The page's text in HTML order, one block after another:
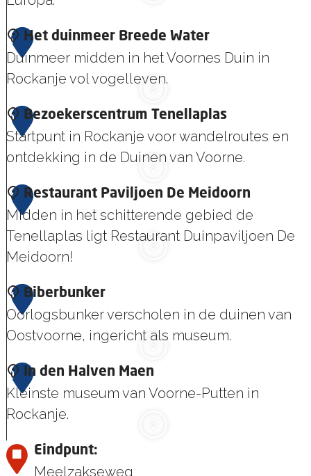
s
w
a
t
e
r
a
B
e
a
c
h
C
l
u
b
V
o
o
n
e
s
D
u
i
n
5 Het duinmeer Breede Water
Duinmeer midden in het Voornes Duin in
Rockanje vol vogelleven.
H
e
t
u
i
n
m
e
e
r
B
r
e
e
e
W
6 Bezoekerscentrum Tenellaplas
Startpunt in Rockanje voor wandelroutes en
ontdekking in de Duinen van Voorne.
B
e
z
o
k
e
r
s
c
e
n
t
r
7 Restaurant Paviljoen De Meidoorn
Midden in het schitterende gebied de
Tenellaplas ligt Restaurant Duinpaviljoen De
Meidoorn!
R
e
s
a
u
r
a
n
8 Biberbunker
Oorlogsbunker verscholen in de duinen van
Oostvoorne, ingericht als museum.
B
i
b
r
9 In den Halven Maen
Kleinste museum van Voorne-Putten in
Rockanje.
I
n
Eindpunt:
Meelzakseweg